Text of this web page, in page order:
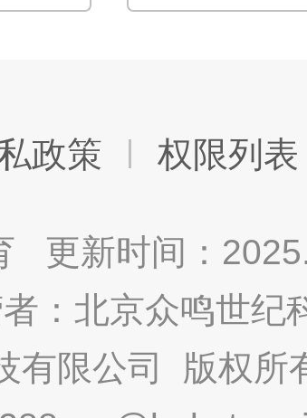
政策 权限列表
更新时间：
：北京众鸣世纪
有限公司 版权所